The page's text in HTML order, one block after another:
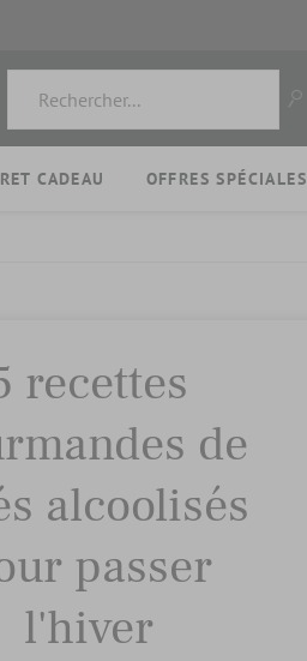
CADEAU OFFRES SPÉCIALES
recettes
de
alcoolisés
passer
l'hiver